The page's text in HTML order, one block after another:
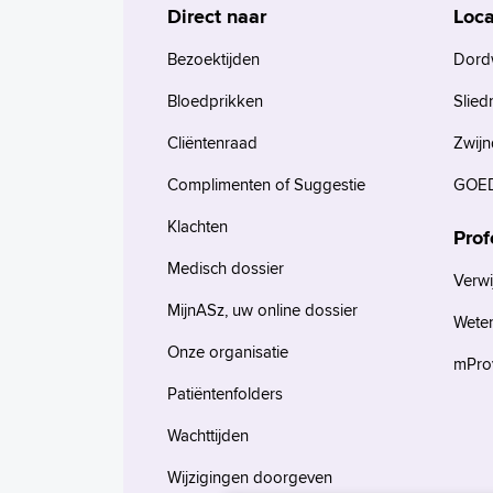
Direct naar
Bezoektijden
Bloedprikken
Cliëntenraad
Complimenten of Suggestie
Klachten
Medisch dossier
MijnASz, uw online dossier
Onze organisatie
Patiëntenfolders
Wachttijden
Wijzigingen doorgeven